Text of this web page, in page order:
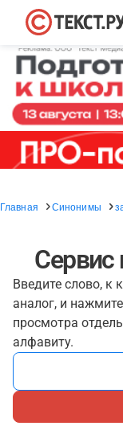
Главная Синонимы
Сервис
Введите слово, к
аналог, и
просмотра
алфавиту.